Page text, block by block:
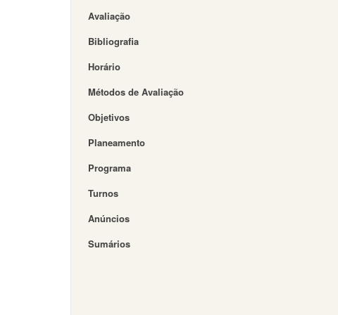
Avaliação
Bibliografia
Horário
Métodos de Avaliação
Objetivos
Planeamento
Programa
Turnos
Anúncios
Sumários